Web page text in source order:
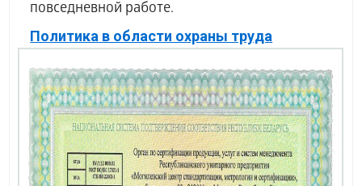
повседневной работе.
Политика в области охраны труда